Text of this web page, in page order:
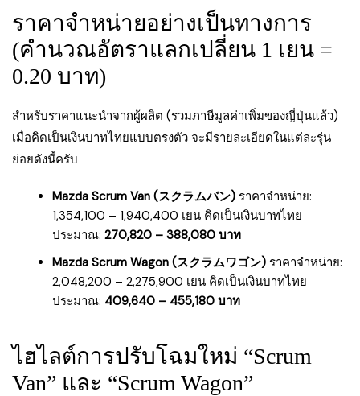
ราคาจำหน่ายอย่างเป็นทางการ
(คำนวณอัตราแลกเปลี่ยน 1 เยน =
0.20 บาท)
สำหรับราคาแนะนำจากผู้ผลิต (รวมภาษีมูลค่าเพิ่มของญี่ปุ่นแล้ว)
เมื่อคิดเป็นเงินบาทไทยแบบตรงตัว จะมีรายละเอียดในแต่ละรุ่น
ย่อยดังนี้ครับ
Mazda Scrum Van (スクラムバン) ราคาจำหน่าย:
1,354,100 – 1,940,400 เยน คิดเป็นเงินบาทไทย
ประมาณ: 270,820 – 388,080 บาท
Mazda Scrum Wagon (スクラムワゴン) ราคาจำหน่าย:
2,048,200 – 2,275,900 เยน คิดเป็นเงินบาทไทย
ประมาณ: 409,640 – 455,180 บาท
ไฮไลต์การปรับโฉมใหม่ “Scrum
Van” และ “Scrum Wagon”